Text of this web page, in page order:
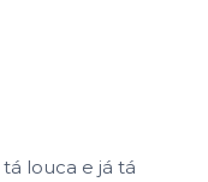
louca e já tá